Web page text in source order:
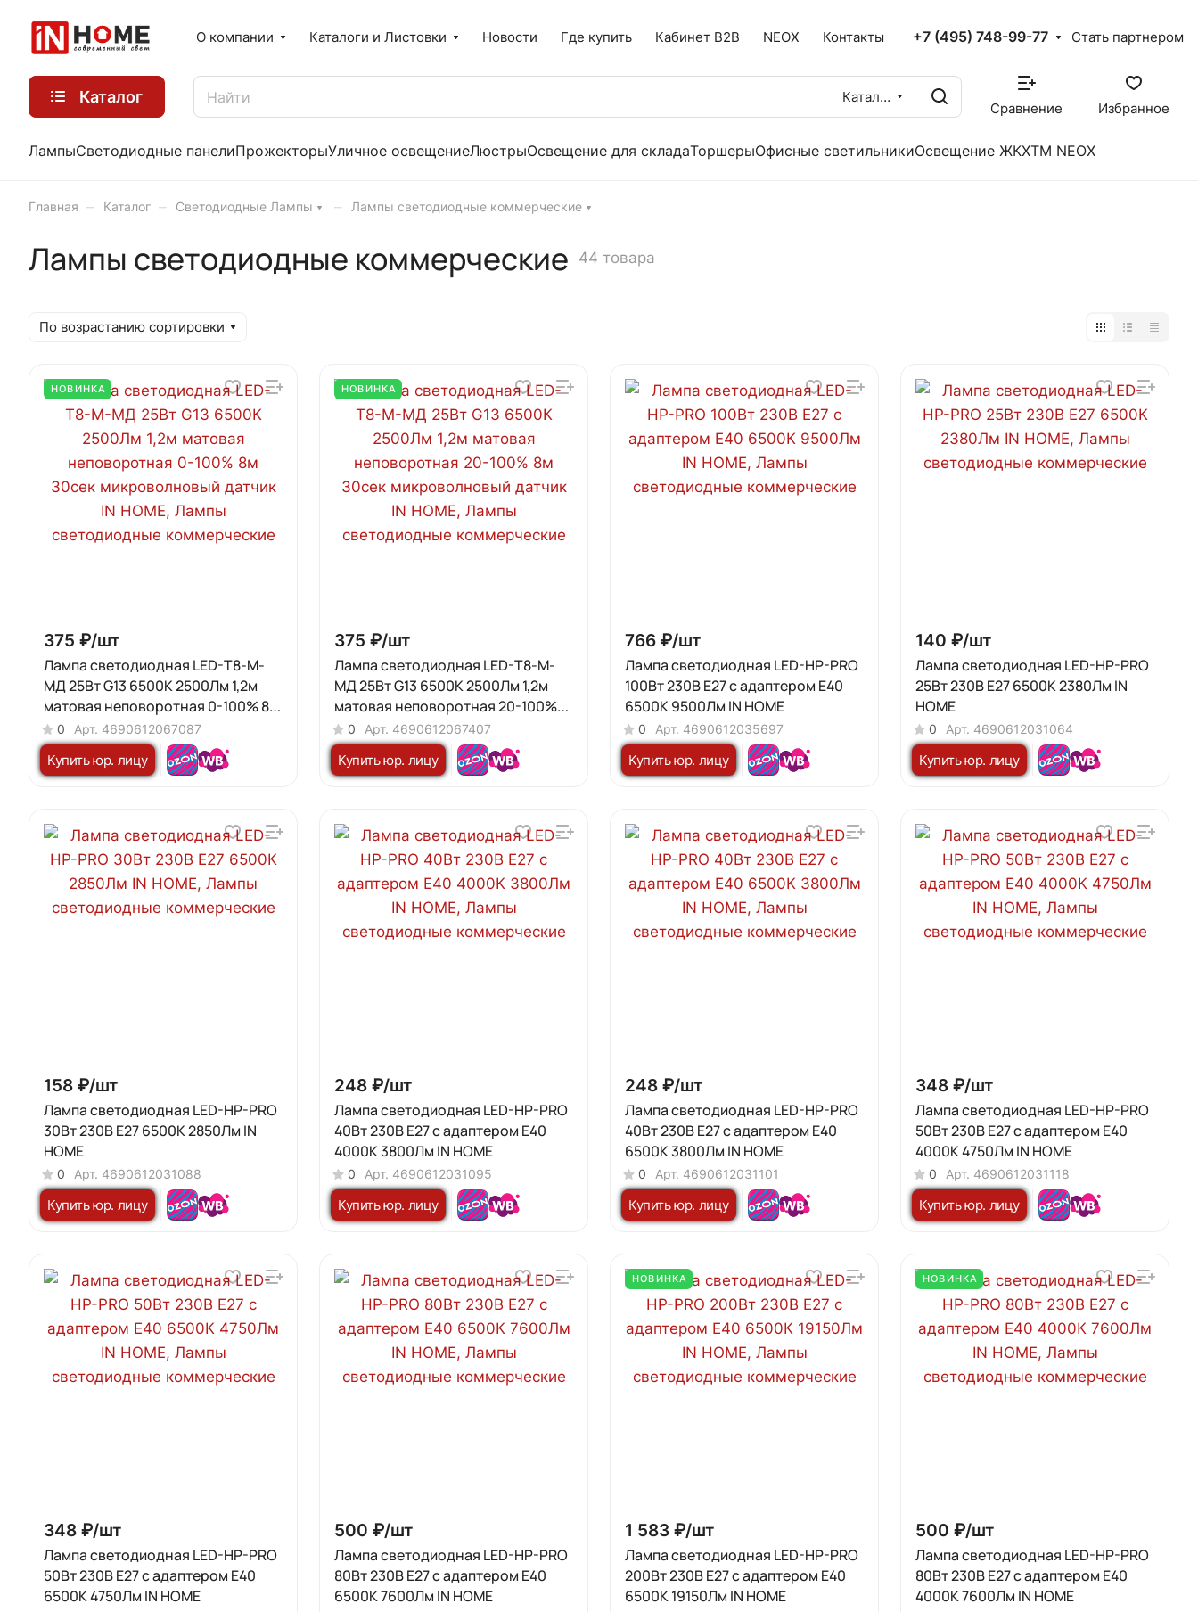
О компании Каталоги и Листовки Новости Где купить Кабинет B2B NEOX Контакты +7 (495) 748-99-77 Стать партнером
Каталог Каталог
Сравнение Избранное
ЛампыСветодиодные панелиПрожекторыУличное освещениеЛюстрыОсвещение для складаТоршерыОфисные светильникиОсвещение ЖКХTM NEOX
Главная – Каталог – Светодиодные Лампы – Лампы светодиодные коммерческие
Лампы светодиодные коммерческие 44 товара
По возрастанию сортировки
НОВИНКА
375 ₽/шт
Лампа светодиодная LED-T8-М-
МД 25Вт G13 6500К 2500Лм 1,2м
матовая неповоротная 0-100% 8м
30сек микроволновый датчик IN
HOME
0 Арт. 4690612067087
Купить юр. лицу
НОВИНКА
375 ₽/шт
Лампа светодиодная LED-T8-М-
МД 25Вт G13 6500К 2500Лм 1,2м
матовая неповоротная 20-100%
8м 30сек микроволновый датчик
IN HOME
0 Арт. 4690612067407
Купить юр. лицу
766 ₽/шт
Лампа светодиодная LED-HP-PRO
100Вт 230В E27 с адаптером Е40
6500К 9500Лм IN HOME
0 Арт. 4690612035697
Купить юр. лицу
140 ₽/шт
Лампа светодиодная LED-HP-PRO
25Вт 230В E27 6500К 2380Лм IN
HOME
0 Арт. 4690612031064
Купить юр. лицу
158 ₽/шт
Лампа светодиодная LED-HP-PRO
30Вт 230В Е27 6500К 2850Лм IN
HOME
0 Арт. 4690612031088
Купить юр. лицу
248 ₽/шт
Лампа светодиодная LED-HP-PRO
40Вт 230В Е27 с адаптером E40
4000К 3800Лм IN HOME
0 Арт. 4690612031095
Купить юр. лицу
248 ₽/шт
Лампа светодиодная LED-HP-PRO
40Вт 230В Е27 с адаптером E40
6500К 3800Лм IN HOME
0 Арт. 4690612031101
Купить юр. лицу
348 ₽/шт
Лампа светодиодная LED-HP-PRO
50Вт 230В Е27 с адаптером E40
4000К 4750Лм IN HOME
0 Арт. 4690612031118
Купить юр. лицу
348 ₽/шт
Лампа светодиодная LED-HP-PRO
50Вт 230В Е27 с адаптером E40
6500К 4750Лм IN HOME
500 ₽/шт
Лампа светодиодная LED-HP-PRO
80Вт 230В E27 с адаптером Е40
6500К 7600Лм IN HOME
НОВИНКА
1 583 ₽/шт
Лампа светодиодная LED-HP-PRO
200Вт 230В E27 с адаптером Е40
6500К 19150Лм IN HOME
НОВИНКА
500 ₽/шт
Лампа светодиодная LED-HP-PRO
80Вт 230В E27 с адаптером Е40
4000К 7600Лм IN HOME